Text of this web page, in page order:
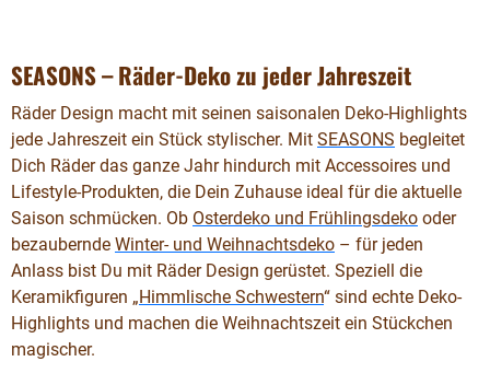
SEASONS – Räder-Deko zu jeder Jahreszeit
Räder Design macht mit seinen saisonalen Deko-Highlights
jede Jahreszeit ein Stück stylischer. Mit SEASONS begleitet
Dich Räder das ganze Jahr hindurch mit Accessoires und
Lifestyle-Produkten, die Dein Zuhause ideal für die aktuelle
Saison schmücken. Ob Osterdeko und Frühlingsdeko oder
bezaubernde Winter- und Weihnachtsdeko – für jeden
Anlass bist Du mit Räder Design gerüstet. Speziell die
Keramikfiguren „Himmlische Schwestern“ sind echte Deko-
Highlights und machen die Weihnachtszeit ein Stückchen
magischer.